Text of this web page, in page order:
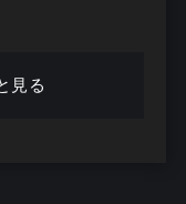
見る